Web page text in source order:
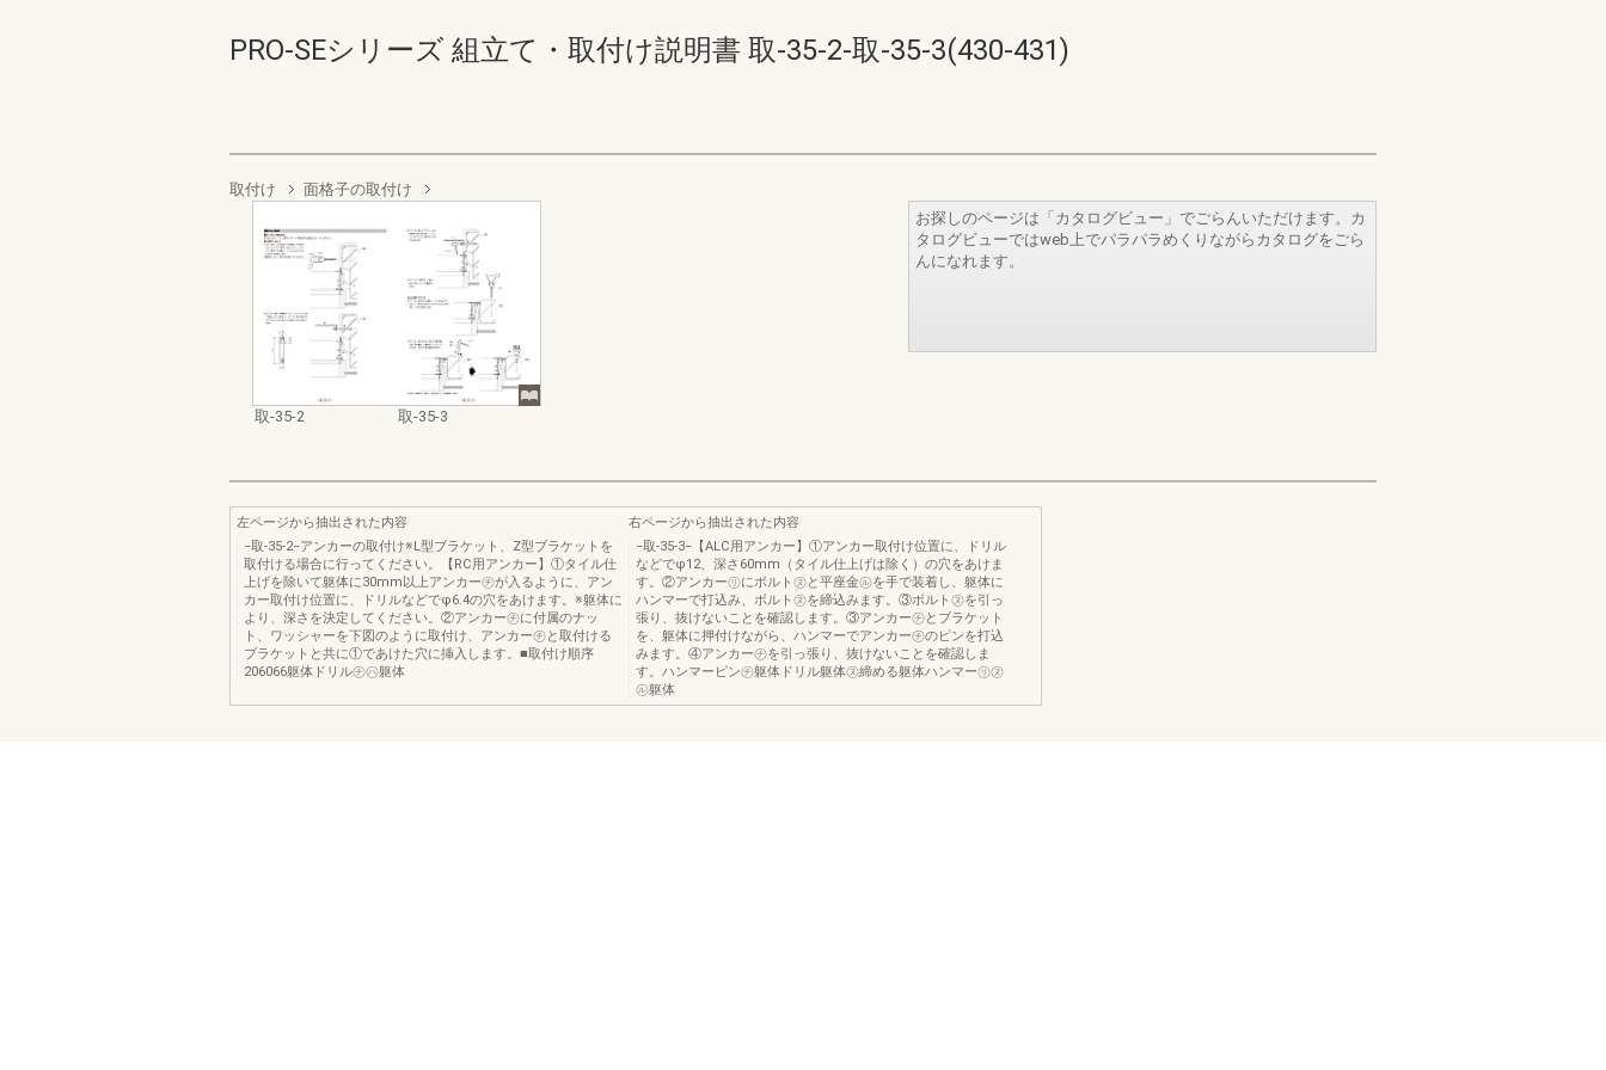
PRO-SEシリーズ 組立て・取付け説明書 取-35-2-取-35-3(430-431)
取付け 面格子の取付け
取-35-2 取-35-3
お探しのページは「カタログビュー」でごらんいただけます。カ
タログビューではweb上でパラパラめくりながらカタログをごら
んになれます。
左ページから抽出された内容
−取-35-2−アンカーの取付け※L型ブラケット、Z型ブラケットを
取付ける場合に行ってください。【RC用アンカー】①タイル仕
上げを除いて躯体に30mm以上アンカー㋠が入るように、アン
カー取付け位置に、ドリルなどでφ6.4の穴をあけます。※躯体に
より、深さを決定してください。②アンカー㋠に付属のナッ
ト、ワッシャーを下図のように取付け、アンカー㋠と取付ける
ブラケットと共に①であけた穴に挿入します。■取付け順序
206066躯体ドリル㋠㋩躯体
右ページから抽出された内容
−取-35-3−【ALC用アンカー】①アンカー取付け位置に、ドリル
などでφ12、深さ60mm（タイル仕上げは除く）の穴をあけま
す。②アンカー㋷にボルト㋦と平座金㋸を手で装着し、躯体に
ハンマーで打込み、ボルト㋦を締込みます。③ボルト㋦を引っ
張り、抜けないことを確認します。③アンカー㋠とブラケット
を、躯体に押付けながら、ハンマーでアンカー㋠のピンを打込
みます。④アンカー㋠を引っ張り、抜けないことを確認しま
す。ハンマーピン㋠躯体ドリル躯体㋦締める躯体ハンマー㋷㋦
㋸躯体